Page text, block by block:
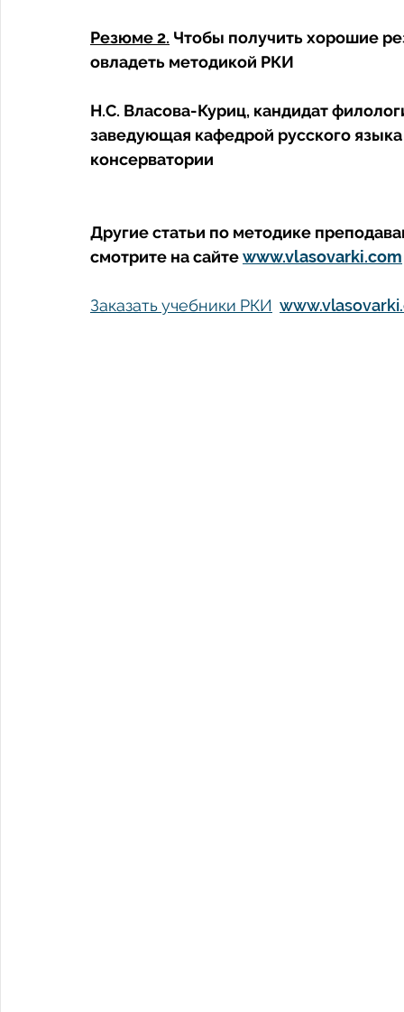
Резюме 2. Чтобы получить хорошие
овладеть методикой РКИ
Н.С. Власова-Куриц, кандидат
заведующая кафедрой русского
консерватории
Другие статьи по методике
смотрите на сайте www.vlasovarki.com
Заказать учебники РКИ